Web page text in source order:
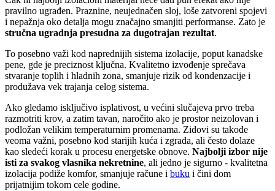
pravilno ugrađen. Praznine, neujednačen sloj, loše zatvoreni spojevi
i nepažnja oko detalja mogu značajno smanjiti performanse. Zato je
stručna ugradnja presudna za dugotrajan rezultat.
To posebno važi kod naprednijih sistema izolacije, poput kanadske
pene, gde je preciznost ključna. Kvalitetno izvođenje sprečava
stvaranje toplih i hladnih zona, smanjuje rizik od kondenzacije i
produžava vek trajanja celog sistema.
Ako gledamo isključivo isplativost, u većini slučajeva prvo treba
razmotriti krov, a zatim tavan, naročito ako je prostor neizolovan i
podložan velikim temperaturnim promenama. Zidovi su takođe
veoma važni, posebno kod starijih kuća i zgrada, ali često dolaze
kao sledeći korak u procesu energetske obnove. Najbolji izbor nije
isti za svakog vlasnika nekretnine, ali jedno je sigurno - kvalitetna
izolacija podiže komfor, smanjuje račune i buku i čini dom
prijatnijim tokom cele godine.